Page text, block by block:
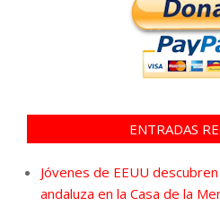
ENTRADAS
Jóvenes de EEUU
andaluza en la Casa de la